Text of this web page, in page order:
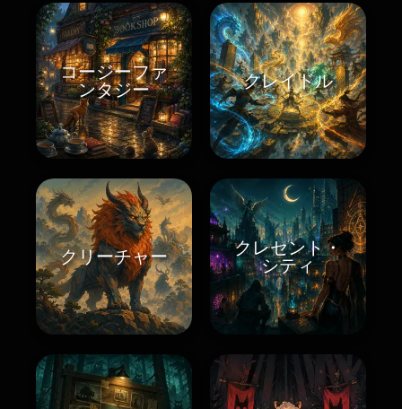
コージーファ
ンタジー
クレイドル
クリーチャー
クレセント・
シティ